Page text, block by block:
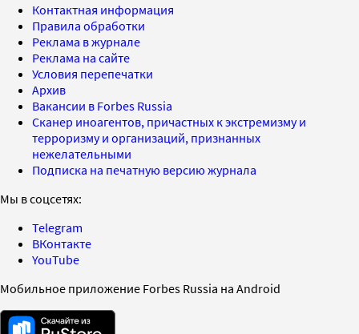
Контактная информация
Правила обработки
Реклама в журнале
Реклама на сайте
Условия перепечатки
Архив
Вакансии в Forbes Russia
Сканер иноагентов, причастных к экстремизму и
терроризму и организаций, признанных
нежелательными
Подписка на печатную версию журнала
Мы в соцсетях:
Telegram
ВКонтакте
YouTube
Мобильное приложение Forbes Russia на Android